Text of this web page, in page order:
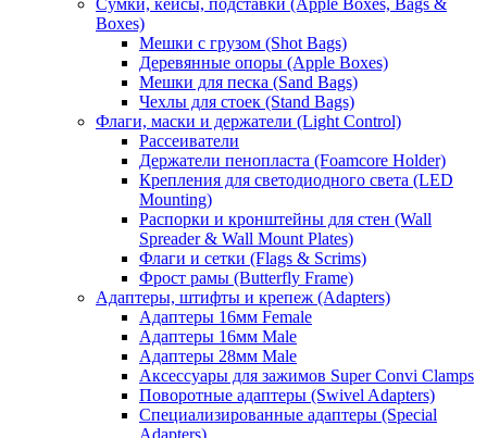
Сумки, кейсы, подставки (Apple Boxes, Bags &
Boxes)
Мешки с грузом (Shot Bags)
Деревянные опоры (Apple Boxes)
Мешки для песка (Sand Bags)
Чехлы для стоек (Stand Bags)
Флаги, маски и держатели (Light Control)
Рассеиватели
Держатели пенопласта (Foamcore Holder)
Крепления для светодиодного света (LED
Mounting)
Распорки и кронштейны для стен (Wall
Spreader & Wall Mount Plates)
Флаги и сетки (Flags & Scrims)
Фрост рамы (Butterfly Frame)
Адаптеры, штифты и крепеж (Adapters)
Адаптеры 16мм Female
Адаптеры 16мм Male
Адаптеры 28мм Male
Аксессуары для зажимов Super Convi Clamps
Поворотные адаптеры (Swivel Adapters)
Специализированные адаптеры (Special
Adapters)